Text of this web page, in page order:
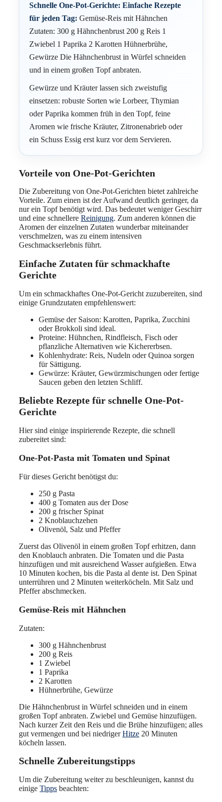
Schnelle One-Pot-Gerichte: Einfache Rezepte
für jeden Tag: Gemüse-Reis mit Hähnchen
Zutaten: 300 g Hähnchenbrust 200 g Reis 1
Zwiebel 1 Paprika 2 Karotten Hühnerbrühe,
Gewürze Die Hähnchenbrust in Würfel schneiden
und in einem großen Topf anbraten.
Gewürze und Kräuter lassen sich zweistufig
einsetzen: robuste Sorten wie Lorbeer, Thymian
oder Paprika kommen früh in den Topf, feine
Aromen wie frische Kräuter, Zitronenabrieb oder
ein Schuss Essig erst kurz vor dem Servieren.
Vorteile von One-Pot-Gerichten
Die Zubereitung von One-Pot-Gerichten bietet zahlreiche
Vorteile. Zum einen ist der Aufwand deutlich geringer, da
nur ein Topf benötigt wird. Das bedeutet weniger Geschirr
und eine schnellere Reinigung. Zum anderen können die
Aromen der einzelnen Zutaten wunderbar miteinander
verschmelzen, was zu einem intensiven
Geschmackserlebnis führt.
Einfache Zutaten für schmackhafte
Gerichte
Um ein schmackhaftes One-Pot-Gericht zuzubereiten, sind
einige Grundzutaten empfehlenswert:
Gemüse der Saison: Karotten, Paprika, Zucchini
oder Brokkoli sind ideal.
Proteine: Hühnchen, Rindfleisch, Fisch oder
pflanzliche Alternativen wie Kichererbsen.
Kohlenhydrate: Reis, Nudeln oder Quinoa sorgen
für Sättigung.
Gewürze: Kräuter, Gewürzmischungen oder fertige
Saucen geben den letzten Schliff.
Beliebte Rezepte für schnelle One-Pot-
Gerichte
Hier sind einige inspirierende Rezepte, die schnell
zubereitet sind:
One-Pot-Pasta mit Tomaten und Spinat
Für dieses Gericht benötigst du:
250 g Pasta
400 g Tomaten aus der Dose
200 g frischer Spinat
2 Knoblauchzehen
Olivenöl, Salz und Pfeffer
Zuerst das Olivenöl in einem großen Topf erhitzen, dann
den Knoblauch anbraten. Die Tomaten und die Pasta
hinzufügen und mit ausreichend Wasser aufgießen. Etwa
10 Minuten kochen, bis die Pasta al dente ist. Den Spinat
unterrühren und 2 Minuten weiterköcheln. Mit Salz und
Pfeffer abschmecken.
Gemüse-Reis mit Hähnchen
Zutaten:
300 g Hähnchenbrust
200 g Reis
1 Zwiebel
1 Paprika
2 Karotten
Hühnerbrühe, Gewürze
Die Hähnchenbrust in Würfel schneiden und in einem
großen Topf anbraten. Zwiebel und Gemüse hinzufügen.
Nach kurzer Zeit den Reis und die Brühe hinzufügen; alles
gut vermengen und bei niedrigerHitze 20 Minuten
köcheln lassen.
Schnelle Zubereitungstipps
Um die Zubereitung weiter zu beschleunigen, kannst du
einige Tipps beachten: